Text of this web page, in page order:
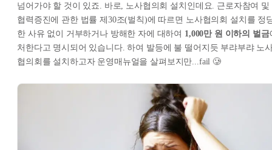
넘어가야 할 것이 있죠. 바로, 노사협의회 설치인데요. 근로자참여 및
협력증진에 관한 법률 제30조(벌칙)에 따르면 노사협의회 설치를 정
한 사유 없이 거부하거나 방해한 자에 대하여 1,000만 원 이하의 벌금
처한다고 명시되어 있습니다. 하여 발등에 불 떨어지듯 부랴부랴 노
협의회를 설치하고자 운영매뉴얼을 살펴보지만...fail 🥲